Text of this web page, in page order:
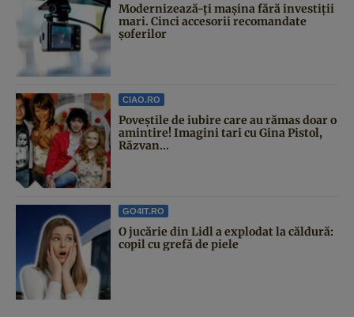
Modernizează-ți mașina fără investiții
mari. Cinci accesorii recomandate
șoferilor
CIAO.RO
Poveştile de iubire care au rămas doar o
amintire! Imagini tari cu Gina Pistol,
Răzvan...
GO4IT.RO
O jucărie din Lidl a explodat la căldură:
copil cu grefă de piele